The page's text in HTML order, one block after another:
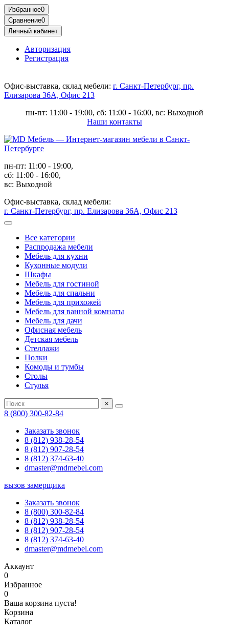
Избранное0
Сравнение0
Личный кабинет
Авторизация
Регистрация
Офис-выставка, склад мебели: г. Санкт-Петербург, пр.
Елизарова 36А, Офис 213
пн-пт: 11:00 - 19:00, сб: 11:00 - 16:00, вс: Выходной
Наши контакты
пн-пт: 11:00 - 19:00,
сб: 11:00 - 16:00,
вс: Выходной
Офис-выставка, склад мебели:
г. Санкт-Петербург, пр. Елизарова 36А, Офис 213
Все категории
Распродажа мебели
Мебель для кухни
Кухонные модули
Шкафы
Мебель для гостиной
Мебель для спальни
Мебель для прихожей
Мебель для ванной комнаты
Мебель для дачи
Офисная мебель
Детская мебель
Стеллажи
Полки
Комоды и тумбы
Столы
Стулья
×
8 (800) 300-82-84
Заказать звонок
8 (812) 938-28-54
8 (812) 907-28-54
8 (812) 374-63-40
dmaster@mdmebel.com
вызов замерщика
Заказать звонок
8 (800) 300-82-84
8 (812) 938-28-54
8 (812) 907-28-54
8 (812) 374-63-40
dmaster@mdmebel.com
Аккаунт
0
Избранное
0
Ваша корзина пуста!
Корзина
Каталог